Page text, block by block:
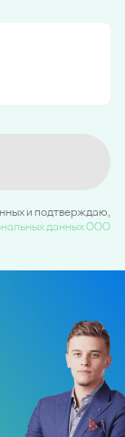
и подтверждаю,
данных ООО